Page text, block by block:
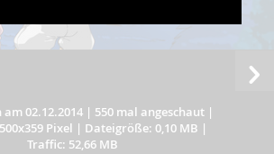
02.12.2014 | 550 mal angeschaut |
Pixel | Dateigröße: 0,10 MB |
Traffic: 52,66 MB